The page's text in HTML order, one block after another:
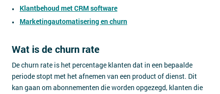
Klantbehoud met CRM software
Marketingautomatisering en churn
Wat is de churn rate
De churn rate is het percentage klanten dat in een bepaalde
periode stopt met het afnemen van een product of dienst. Dit
kan gaan om abonnementen die worden opgezegd, klanten die